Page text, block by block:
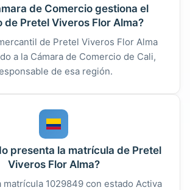
de Comercio gestiona el
de Pretel Viveros Flor Alma?
de Pretel Viveros Flor Alma
a la Cámara de Comercio de Cali,
de esa región.
presenta la matrícula de Pretel
Viveros Flor Alma?
matrícula 1029849 con estado Activa